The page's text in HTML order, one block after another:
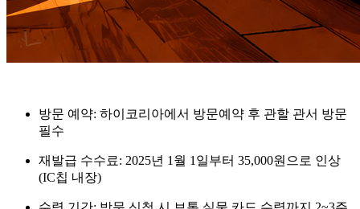
방문 예약: 하이코리아에서 방문예약 후 관할 관서 방문
필수
재발급 수수료: 2025년 1월 1일부터 35,000원으로 인상
(IC칩 내장)